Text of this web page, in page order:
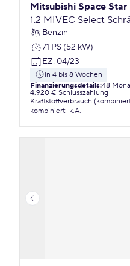
Mitsubishi Space Star
1.2 MIVEC Select
Benzin
71 PS (52 kW)
EZ: 04/23
in 4 bis 8 Wochen
Finanzierungsdetails:48
4.920 € Schlusszahlung
Kraftstoffverbrauch
kombiniert: k.A.